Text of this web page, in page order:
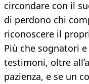
circondare con il
di perdono chi
riconoscere il
Più che sognatori
testimoni, oltre
pazienza, e se un